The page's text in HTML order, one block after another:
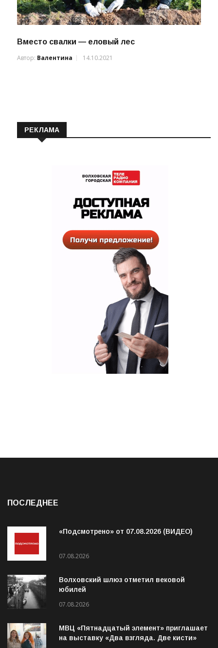
Вместо свалки — еловый лес
Автор: Валентина 14.10.2021
РЕКЛАМА
ПОСЛЕДНЕЕ
«Подсмотрено» от 07.08.2026 (ВИДЕО)
07.08.2026
Волховский шлюз отметил вековой
юбилей
07.08.2026
МВЦ «Пятнадцатый элемент» приглашает
на выставку «Два взгляда. Две кисти»